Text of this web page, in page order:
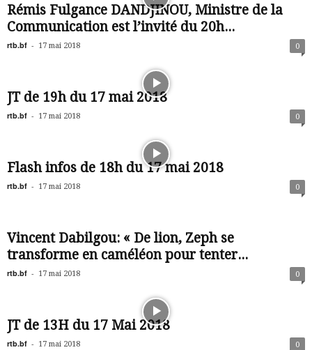
Rémis Fulgance DANDJINOU, Ministre de la
Communication est l’invité du 20h...
rtb.bf - 17 mai 2018 0
JT de 19h du 17 mai 2018
rtb.bf - 17 mai 2018 0
Flash infos de 18h du 17 mai 2018
rtb.bf - 17 mai 2018 0
Vincent Dabilgou: « De lion, Zeph se
transforme en caméléon pour tenter...
rtb.bf - 17 mai 2018 0
JT de 13H du 17 Mai 2018
rtb.bf - 17 mai 2018 0